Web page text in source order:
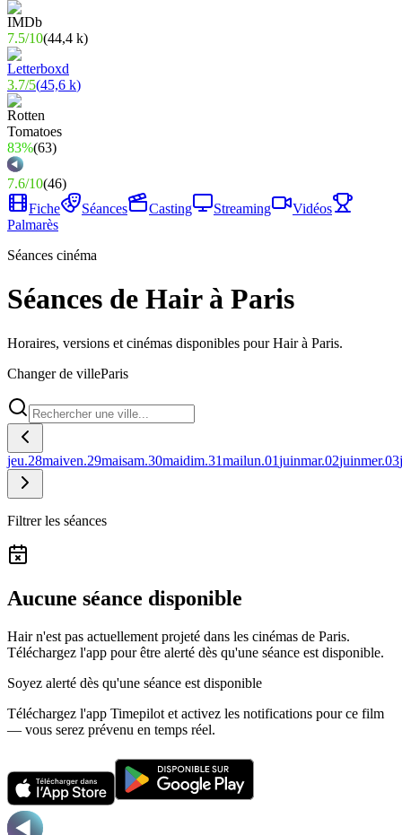
7.5/10(44,4 k)
3.7/5(45,6 k)
83%(63)
7.6/10(46)
Fiche
Séances Casting Streaming
Vidéos
Palmarès
Séances cinéma
Séances de Hair à Paris
Horaires, versions et cinémas disponibles pour Hair à Paris.
Changer de villeParis
jeu.28maiven.29maisam.30maidim.31mailun.01juinmar.02juinmer.03
Filtrer les séances
Aucune séance disponible
Hair n'est pas actuellement projeté dans les cinémas de Paris.
Téléchargez l'app pour être alerté dès qu'une séance est disponible.
Soyez alerté dès qu'une séance est disponible
Téléchargez l'app Timepilot et activez les notifications pour ce film
— vous serez prévenu en temps réel.